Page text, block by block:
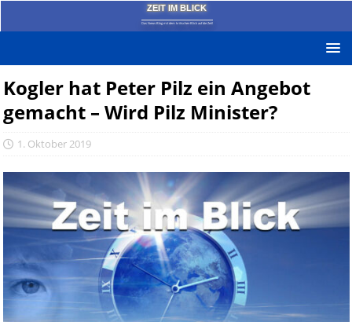
ZEIT IM BLICK
Das News-Blog mit dem kritischen Blick auf die Zeit!
Kogler hat Peter Pilz ein Angebot
gemacht – Wird Pilz Minister?
1. Oktober 2019